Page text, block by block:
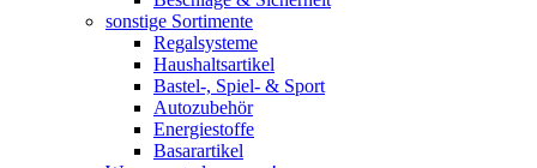
sonstige Sortimente
Regalsysteme
Haushaltsartikel
Bastel-, Spiel- & Sport
Autozubehör
Energiestoffe
Basarartikel